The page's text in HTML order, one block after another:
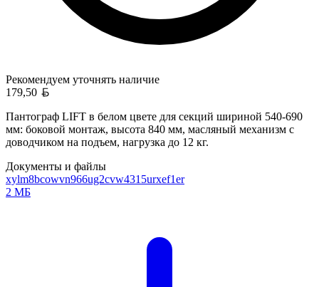
Рекомендуем уточнять наличие
179,50
Пантограф LIFT в белом цвете для секций шириной 540-690
мм: боковой монтаж, высота 840 мм, масляный механизм с
доводчиком на подъем, нагрузка до 12 кг.
Документы и файлы
xylm8bcowvn966ug2cvw4315urxef1er
2 МБ